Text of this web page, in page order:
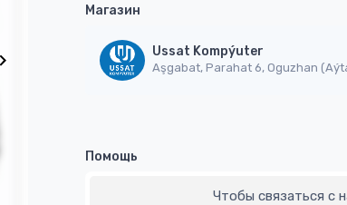
Магазин
Ussat Kompýuter
Aşgabat, Parahat 6, Oguzhan
Помощь
Чтобы связаться с